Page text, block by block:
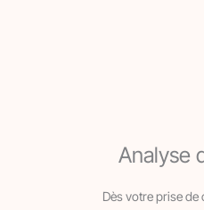
Analyse
Dès votre prise